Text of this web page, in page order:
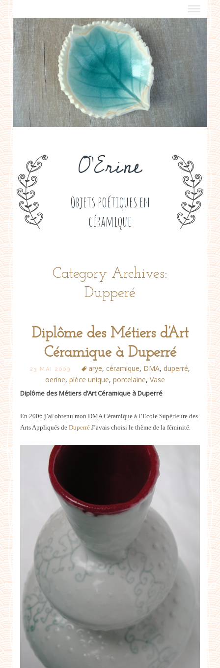
O'Erine
Objets poétiques en
céramique
a propos
boutiques de créateurs
contact
politique de confidentialité
Category Archives:
Dupperé
Diplôme des Métiers d’Art
Céramique à Duperré
23 MAI 2009 arye, céramique, DMA, duperré,
oerine, pièce unique, porcelaine, Vase
Diplôme des Métiers d’Art Céramique à Duperré
En 2006 j’ai obtenu mon DMA Céramique à l’Ecole Supérieure des
Arts Appliqués de Duperré J’avais choisi le thème de la féminité.